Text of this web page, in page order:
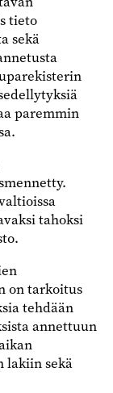
tieto
sekä
paremmin
tahoksi
on tarkoitus
tehdään
annettuun
lakiin sekä